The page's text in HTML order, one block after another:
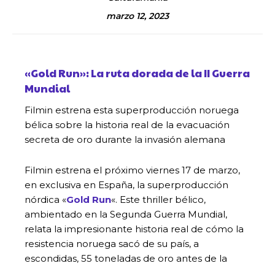
marzo 12, 2023
«Gold Run»: La ruta dorada de la II Guerra
Mundial
Filmin estrena esta superproducción noruega
bélica sobre la historia real de la evacuación
secreta de oro durante la invasión alemana
Filmin estrena el próximo viernes 17 de marzo,
en exclusiva en España, la superproducción
nórdica «Gold Run«. Este thriller bélico,
ambientado en la Segunda Guerra Mundial,
relata la impresionante historia real de cómo la
resistencia noruega sacó de su país, a
escondidas, 55 toneladas de oro antes de la